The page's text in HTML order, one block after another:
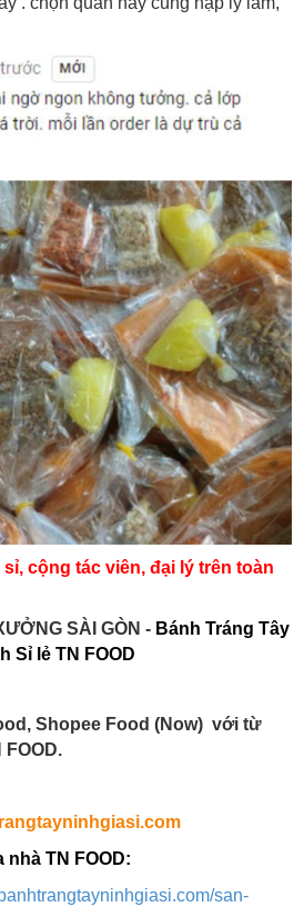
cộng tác viên, đại lý trên toàn
SÀI GÒN - Bánh Tráng Tây
Sỉ lẻ TN FOOD
Shopee Food (Now) với từ
FOOD.
TN FOOD:
san-